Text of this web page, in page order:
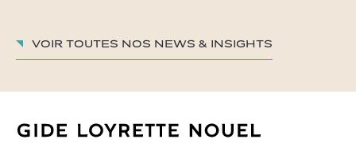
Voir toutes nos News & insights